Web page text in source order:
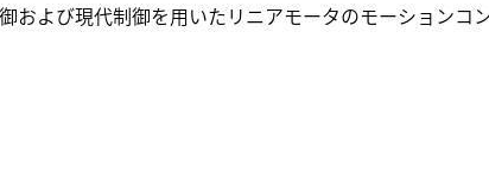
および現代制御を用いたリニアモータのモーション